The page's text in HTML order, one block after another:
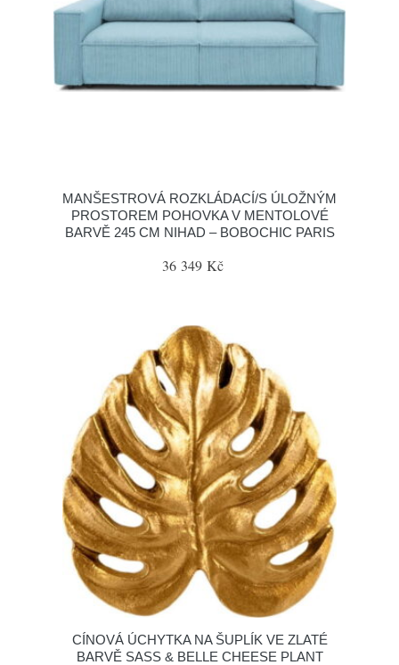
MANŠESTROVÁ ROZKLÁDACÍ/S ÚLOŽNÝM
PROSTOREM POHOVKA V MENTOLOVÉ
BARVĚ 245 CM NIHAD – BOBOCHIC PARIS
36 349 Kč
CÍNOVÁ ÚCHYTKA NA ŠUPLÍK VE ZLATÉ
BARVĚ SASS & BELLE CHEESE PLANT